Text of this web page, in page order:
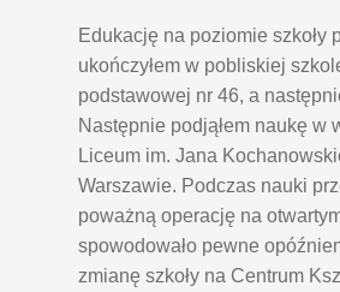
Edukację na poziomie szkoły
ukończyłem w pobliskiej
podstawowej nr 46, a
Następnie podjąłem naukę w
Liceum im. Jana
Warszawie. Podczas nauki
poważną operację na
spowodowało pewne
zmianę szkoły na Centrum